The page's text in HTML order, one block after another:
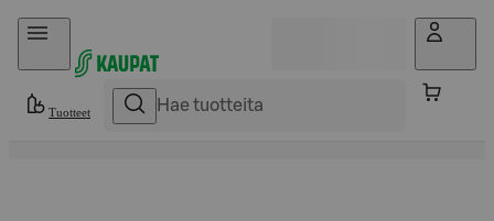
Hyppää sisältöön
Tuotteet